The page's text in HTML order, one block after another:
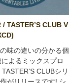
/ TASTERʼS CLUB V
味の違いの分かる個
よるミックスプロ
CLUBシリ